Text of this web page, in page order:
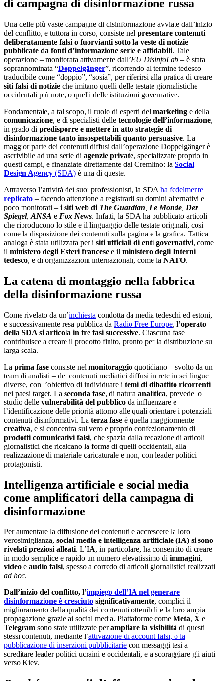
di campagna di disinformazione russa
Una delle più vaste campagne di disinformazione avviate dall’inizio
del conflitto, e tuttora in corso, consiste nel presentare contenuti
deliberatamente falsi o fuorvianti sotto la veste di notizie
pubblicate da fonti d’informazione serie e affidabili. Tale
operazione – monitorata attivamente dall’EU DisinfoLab – è stata
soprannominata “Doppelgänger”, ricorrendo al termine tedesco
traducibile come “doppio”, “sosia”, per riferirsi alla pratica di creare
siti falsi di notizie che imitano quelli delle testate giornalistiche
occidentali più note, o quelli delle istituzioni governative.
Fondamentale, a tal scopo, il ruolo di esperti del marketing e della
comunicazione, e di specialisti delle tecnologie dell’informazione,
in grado di predisporre e mettere in atto strategie di
disinformazione tanto insospettabili quanto persuasive. La
maggior parte dei contenuti diffusi dall’operazione Doppelgänger è
ascrivibile ad una serie di agenzie private, specializzate proprio in
questi campi, e finanziate direttamente dal Cremlino: la Social
Design Agency (SDA) è una di queste.
Attraverso l’attività dei suoi professionisti, la SDA ha fedelmente
replicato – facendo attenzione a registrarli su domini alternativi e
poco monitorati – i siti web di The Guardian Le Monde Der
Spiegel, ANSA e Fox News. Infatti, la SDA ha pubblicato articoli
che riproducono lo stile e il linguaggio delle testate originali, così
come la disposizione dei contenuti sulla pagina e la grafica. Tattica
analoga è stata utilizzata per i siti ufficiali di enti governativi, come
il ministero degli Esteri francese e il ministero degli Interni
tedesco, e di organizzazioni internazionali, come la NATO.
La catena di montaggio nella fabbrica
della disinformazione russa
Come rivelato da un’inchiesta condotta da media tedeschi ed estoni,
e successivamente resa pubblica da Radio Free Europe, l’operato
della SDA si articola in tre fasi successive. Ciascuna fase
contribuisce a creare il prodotto finito, pronto per la distribuzione su
larga scala.
La prima fase consiste nel monitoraggio quotidiano – svolto da un
team di analisti – dei contenuti mediatici diffusi in rete in sei lingue
diverse, con l’obiettivo di individuare i temi di dibattito ricorrenti
nei paesi target. La seconda fase, di natura analitica, prevede lo
studio delle vulnerabilità del pubblico da influenzare e
l’identificazione delle priorità attorno alle quali orientare i potenziali
contenuti disinformativi. La terza fase è quella maggiormente
creativa, e si concentra sul vero e proprio confezionamento di
prodotti comunicativi falsi, che spazia dalla redazione di articoli
giornalistici che ricalcano la forma di quelli occidentali, alla
realizzazione di materiale caricaturale e non, con leader politici
protagonisti.
Intelligenza artificiale e social media
come amplificatori della campagna di
disinformazione
Per aumentare la diffusione dei contenuti e accrescere la loro
verosimiglianza, social media e intelligenza artificiale (IA) si sono
rivelati preziosi alleati. L’IA, in particolare, ha consentito di creare
in modo semplice e rapido un numero elevatissimo di immagini,
video e audio falsi, spesso a corredo di articoli giornalistici realizzati
ad hoc.
Dall’inizio del conflitto, l’impiego dell’IA nel generare
disinformazione è cresciuto significativamente, complici il
miglioramento della qualità dei contenuti ottenibili e la loro ampia
propagazione grazie ai social media. Piattaforme come Meta, X e
Telegram sono state utilizzate perampliare la visibilità di questi
stessi contenuti, mediante l’attivazione di account falsi, o la
pubblicazione di inserzioni pubblicitarie con messaggi tesi a
screditare leader politici ucraini e occidentali, e a scoraggiare gli aiuti
verso Kiev.